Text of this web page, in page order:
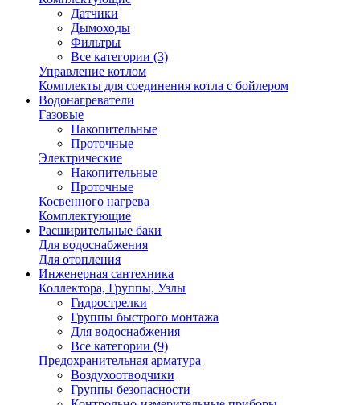
Датчики
Дымоходы
Фильтры
Все категории (3)
Управление котлом
Комплекты для соединения котла с бойлером
Водонагреватели
Газовые
Накопительные
Проточные
Электрические
Накопительные
Проточные
Косвенного нагрева
Комплектующие
Расширительные баки
Для водоснабжения
Для отопления
Инженерная сантехника
Коллектора, Группы, Узлы
Гидрострелки
Группы быстрого монтажа
Для водоснабжения
Все категории (9)
Предохранительная арматура
Воздухоотводчики
Группы безопасности